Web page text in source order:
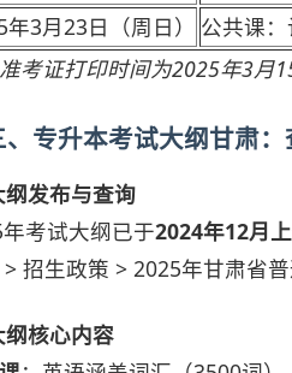
年3月23日（周日）
公共课
考证打印时间为2025年3月
、专升本考试大纲甘肃
纲发布与查询
考试大纲已于2024年12月
招生政策 > 2025年甘肃省
纲核心内容